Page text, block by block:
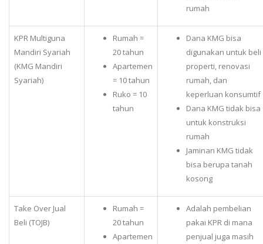
rumah
KPR Multiguna
Mandiri Syariah
(KMG Mandiri
Syariah)
Rumah =
20 tahun
Apartemen
= 10 tahun
Ruko = 10
tahun
Dana KMG bisa
digunakan untuk beli
properti, renovasi
rumah, dan
keperluan konsumtif
Dana KMG tidak bisa
untuk konstruksi
rumah
Jaminan KMG tidak
bisa berupa tanah
kosong
Take Over Jual
Beli (TOJB)
Rumah =
20 tahun
Apartemen
Adalah pembelian
pakai KPR di mana
penjual juga masih